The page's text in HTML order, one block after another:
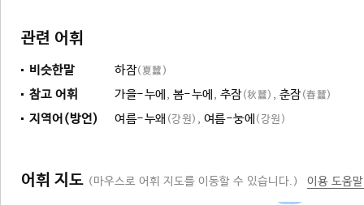
관련 어휘
비슷한말 하잠(夏蠶)
참고 어휘 가을-누에 , 봄-누에 , 추잠(秋蠶) , 춘잠(春蠶)
지역어(방언) 여름-누왜 (강원) , 여름-눙에 (강원)
어휘 지도 (마우스로 어휘 지도를 이동할 수 있습니다.) 이용 도움